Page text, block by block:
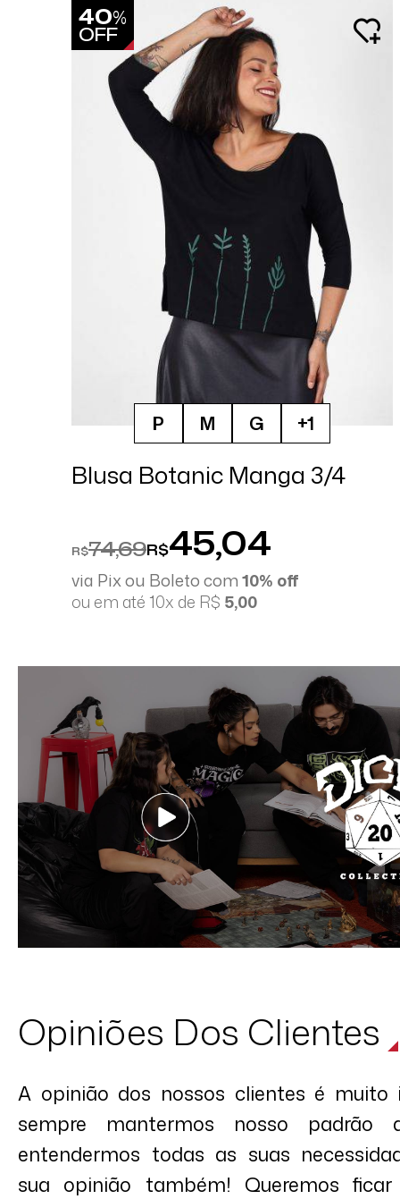
40%
OFF
P M G +1
Blusa Botanic Manga 3/4
R$74,69R$45,04
via Pix ou Boleto com10% off
ou em até 10x de R$ 5,00
Opiniões Dos Clientes
A opinião dos nossos clientes é muito
sempre mantermos nosso padrão
entendermos todas as suas
sua opinião também! Queremos